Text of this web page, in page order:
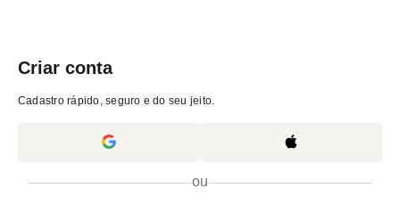
Criar conta
Cadastro rápido, seguro e do seu jeito.
ou